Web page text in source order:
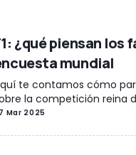
Juguetes / Maquetas
comerciales Premios
¿qué piensan los
mundial
te contamos cómo
la competición reina
Mar 2025